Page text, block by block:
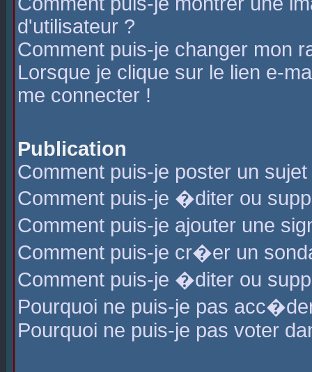
d'utilisateur ?
Comment puis-je changer mon
Lorsque je clique sur le lien e-
me connecter !
Publication
Comment puis-je poster un
Comment puis-je �diter ou
Comment puis-je ajouter une
Comment puis-je cr�er un
Comment puis-je �diter ou
Pourquoi ne puis-je pas
Pourquoi ne puis-je pas voter